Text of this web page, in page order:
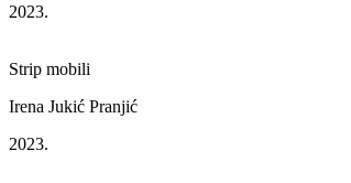
2023.
Strip mobili
Irena Jukić Pranjić
2023.